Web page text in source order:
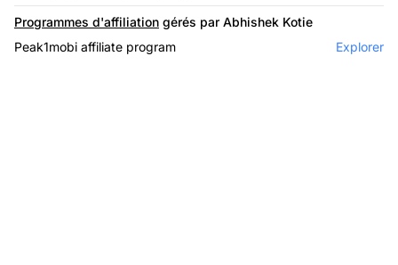
Programmes d'affiliation gérés par Abhishek Kotie
Peak1mobi affiliate program
Explorer